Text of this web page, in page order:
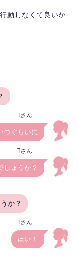
動しなくて良いか
Tさん
つぐらいに
Tさん
しょうか？
か？
Tさん
はい！